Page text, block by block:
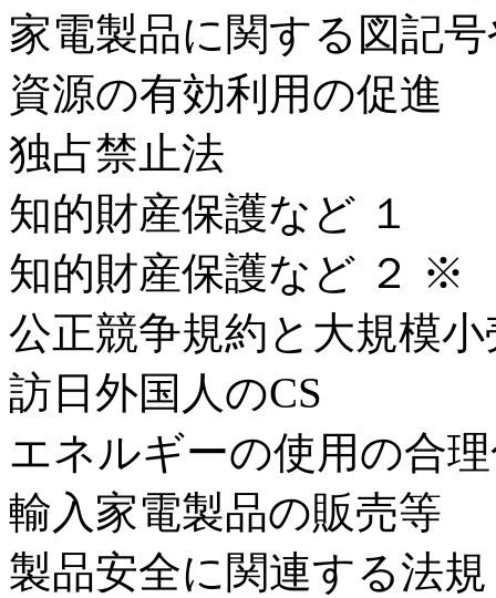
家電製品に関する図記
資源の有効利用の促進
独占禁止法
知的財産保護など １
知的財産保護など ２ ※
公正競争規約と大規模
訪日外国人のCS
エネルギーの使用の合
輸入家電製品の販売等
製品安全に関連する法規